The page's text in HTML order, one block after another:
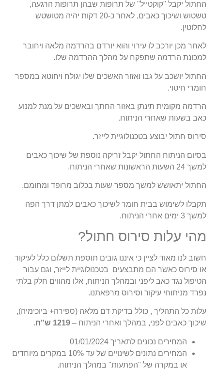
החתול יקבל "קוקטייל" של תרופות שבהן תרופות הרגעה,
טשטוש ושיכוך כאבים, לאחר כ-20 דקות יהיה מטושטש
לחלוטין.
לאחר מכן יורכב לו עירוי והוא יורדם בהרדמה מלאה ויחובר
למכונת הרדמה שתפקח על מהלך ההרדמה שלו.
החתול יושכב על גבו ואזור האשכים שלו יגולח ויחוטא במספר
חומרי חיטוי.
הרדמה מקומית תינתן באזור החתך ובאשכים על מנת למנוע
כאב בשעות שאחרי הניתוח.
סירוס חתול יבוצע בטכנולוגיית לייזר.
בסיום הניתוח החתול יקבל זריקה נוספת של שיכוך כאבים
למשך 24 השעות הראשונות שאחרי הניתוח.
החתול יתאושש למשך מספר שעות בכלוב מרופד ומחומם.
תקבלו לשימוש בבית חומר לשיכוך כאבים למתן דרך הפה
למשך 3 ימים אחרי הניתוח.
מהי עלות סירוס חתול?
חשוב לנו מאוד לציין כי איננו גובים תוספת תשלום כלל לעיקור
או סירוס כאשר הם מתבצעים בטכנולוגיית לייזר, וגם עבור
הטיפול נגד כאב ליפני ובמהלך הניתוח, אלו מהווים חלק בלתי
נפרד מניתוחי עיקור וסירוס מרפאתנו.
עלות כל התהליך , כולל בדיקת דם מלאה (ספירה+ ביוכימיה),
שיכוך כאבים לפני, במהלך ואחרי הניתוח –1219 ש"ח .
המחירים נכונים לתאריך 01/01/2024
המחירים נתונים לשינויים של עד 10% במקרים מיוחדים
או במקרה של "הפתעות" במהלך הניתוח.